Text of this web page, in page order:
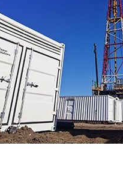
SERI V 350-800 KVA